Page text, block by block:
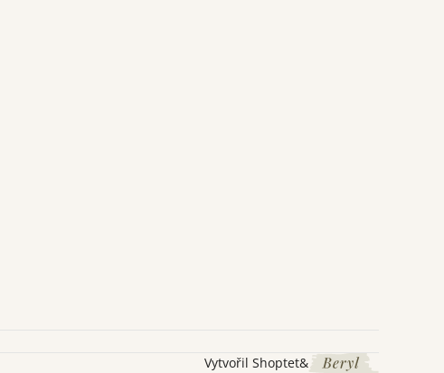
Vytvořil Shoptet&